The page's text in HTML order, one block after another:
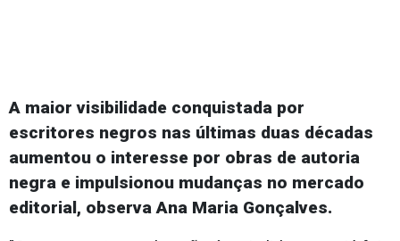
A maior visibilidade conquistada por
escritores negros nas últimas duas décadas
aumentou o interesse por obras de autoria
negra e impulsionou mudanças no mercado
editorial, observa Ana Maria Gonçalves.